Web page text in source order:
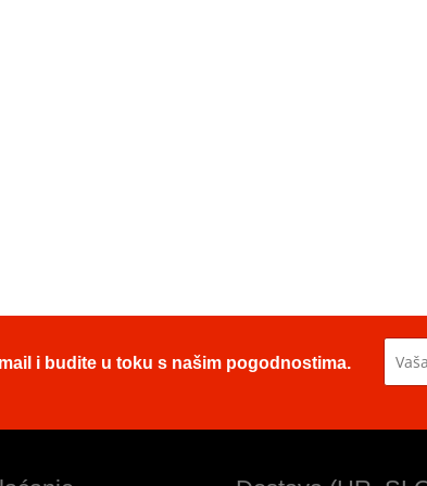
i budite u toku s našim pogodnostima.